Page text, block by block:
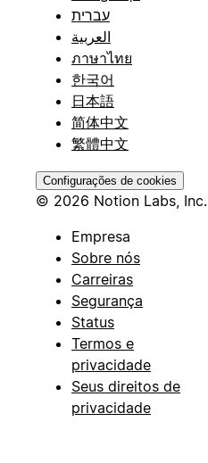
עברית
العربية
ภาษาไทย
한국어
日本語
简体中文
繁體中文
Configurações de cookies
© 2026 Notion Labs, Inc.
Empresa
Sobre nós
Carreiras
Segurança
Status
Termos e
privacidade
Seus direitos de
privacidade